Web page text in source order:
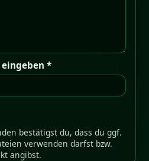
eingeben *
bestätigst du, dass du ggf.
verwenden darfst bzw.
angibst.